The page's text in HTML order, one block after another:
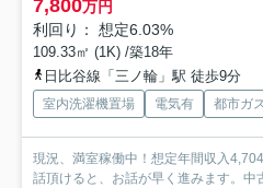
7,800万円
利回り： 想定6.03%
109.33㎡ (1K) /築18年
日比谷線「三ノ輪」駅 徒歩9分
室内洗濯機置場 電気有 都市ガ
現況、満室稼働中！想定年間収入
話頂けると、お話が早く進みます。中